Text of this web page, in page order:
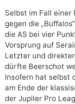
Selbst im Fall einer
gegen die
die AS bei vier
Vorsprung auf
Letzter und
dürfte Beerschot
Insofern hat selbst
am Ende der
der Jupiler Pro